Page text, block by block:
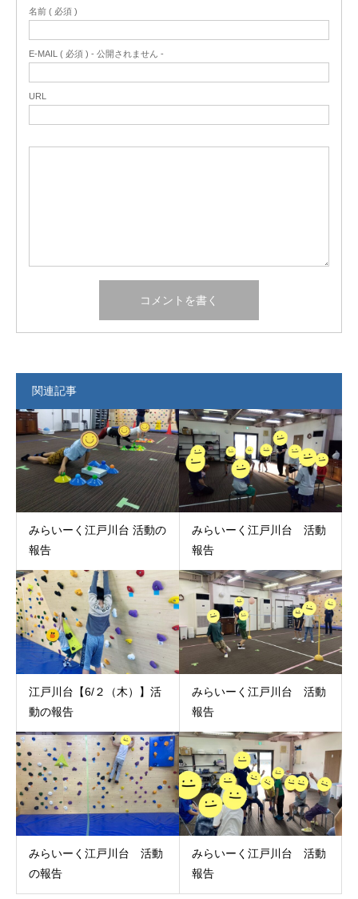
名前 ( 必須 )
E-MAIL ( 必須 ) - 公開されません -
URL
関連記事
みらいーく江戸川台 活動の
報告
みらいーく江戸川台 活動
報告
江戸川台【6/２（木）】活
動の報告
みらいーく江戸川台 活動
報告
みらいーく江戸川台 活動
の報告
みらいーく江戸川台 活動
報告